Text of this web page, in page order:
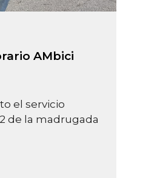
AMbici
el servicio
de la madrugada